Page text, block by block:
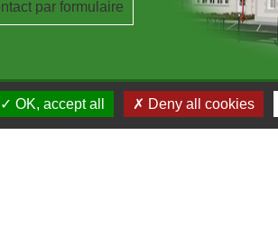
par formulaire
OK, accept all Deny all cookies